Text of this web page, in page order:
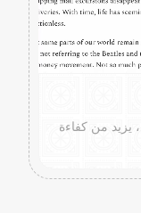
يزيد من كفاءة